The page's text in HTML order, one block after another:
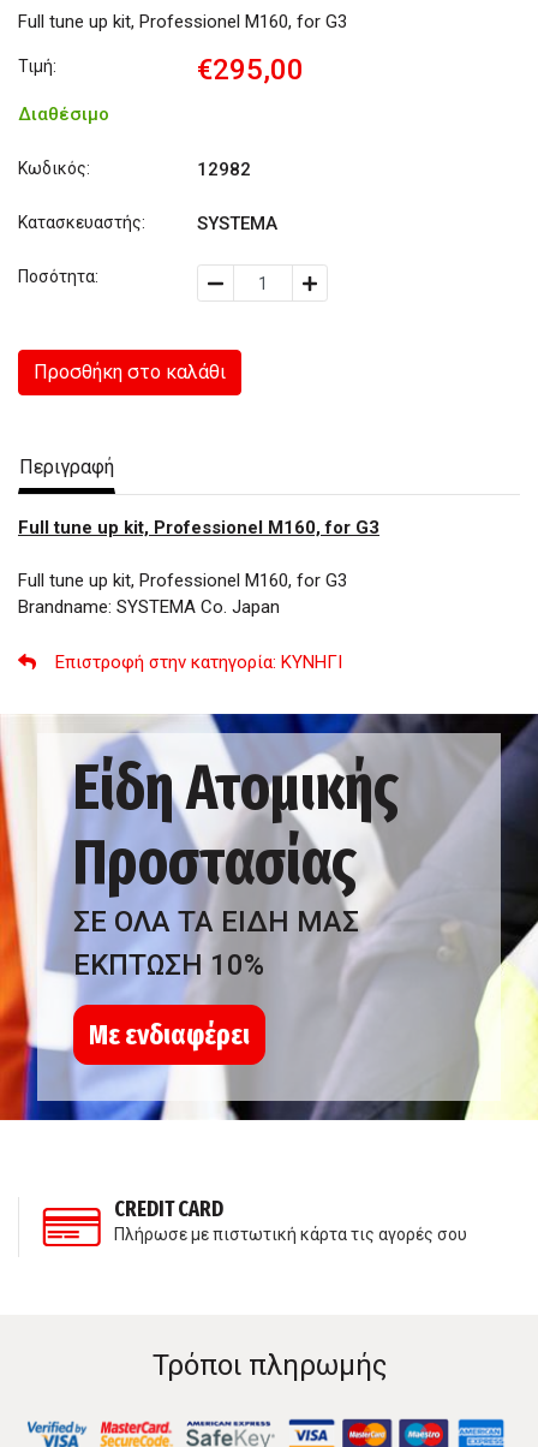
Full tune up kit, Professionel M160, for G3
Τιμή: €295,00
Διαθέσιμο
Κωδικός: 12982
Κατασκευαστής: SYSTEMA
Ποσότητα:
Προσθήκη στο καλάθι
Περιγραφή
Full tune up kit, Professionel M160, for G3
Full tune up kit, Professionel M160, for G3
Brandname: SYSTEMA Co. Japan
Επιστροφή στην κατηγορία: ΚΥΝΗΓΙ
Είδη Ατομικής
Προστασίας
ΣΕ ΟΛΑ ΤΑ ΕΙΔΗ ΜΑΣ
ΕΚΠΤΩΣΗ 10%
Με ενδιαφέρει
CREDIT CARD
Πλήρωσε με πιστωτική κάρτα τις αγορές σου
Τρόποι πληρωμής